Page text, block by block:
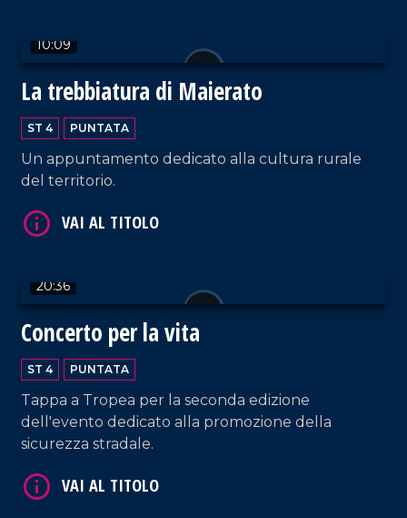
10:09
La trebbiatura di Maierato
ST 4 PUNTATA
Un appuntamento dedicato alla cultura rurale
del territorio.
20:36
Concerto per la vita
ST 4 PUNTATA
Tappa a Tropea per la seconda edizione
dell'evento dedicato alla promozione della
sicurezza stradale.
VAI AL TITOLO
VAI AL TITOLO